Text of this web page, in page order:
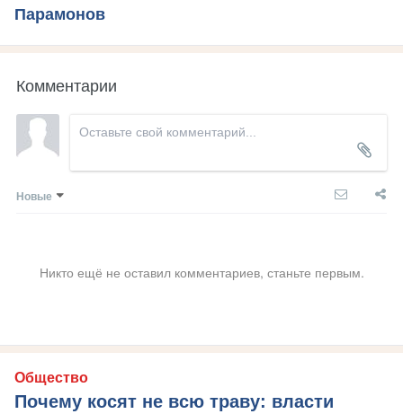
Парамонов
Комментарии
Новые
Никто ещё не оставил комментариев, станьте первым.
Общество
Почему косят не всю траву: власти